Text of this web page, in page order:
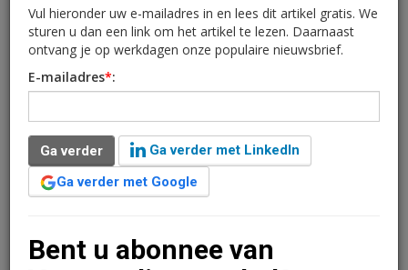
Amsterdam wil aantal
tweede woningen in de
stad beperken
Redactie
21 juni 2024 om 16:56
1 minuut leestijd
De gemeente Amsterdam gaat aan nieuwe regels
dat er fulltime in de woningen gewoond wordt.
Vul hieronder uw e-mailadres in en lees dit artikel gratis. We
sturen u dan een link om het artikel te lezen. Daarnaast
ontvang je op werkdagen onze populaire nieuwsbrief.
E-mailadres*:
Ga verder
Ga verder met LinkedIn
Ga verder met Google
Bent u abonnee van